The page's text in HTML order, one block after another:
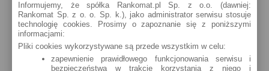
Informujemy, że spółka Rankomat.pl Sp. z o.o. (dawniej:
Rankomat Sp. z o. o. Sp. k.), jako administrator serwisu stosuje
technologię cookies. Prosimy o zapoznanie się z poniższymi
informacjami:
Pliki cookies wykorzystywane są przede wszystkim w celu:
zapewnienie prawidłowego funkcjonowania serwisu i
bezpieczeństwa w trakcie korzystania z niego i